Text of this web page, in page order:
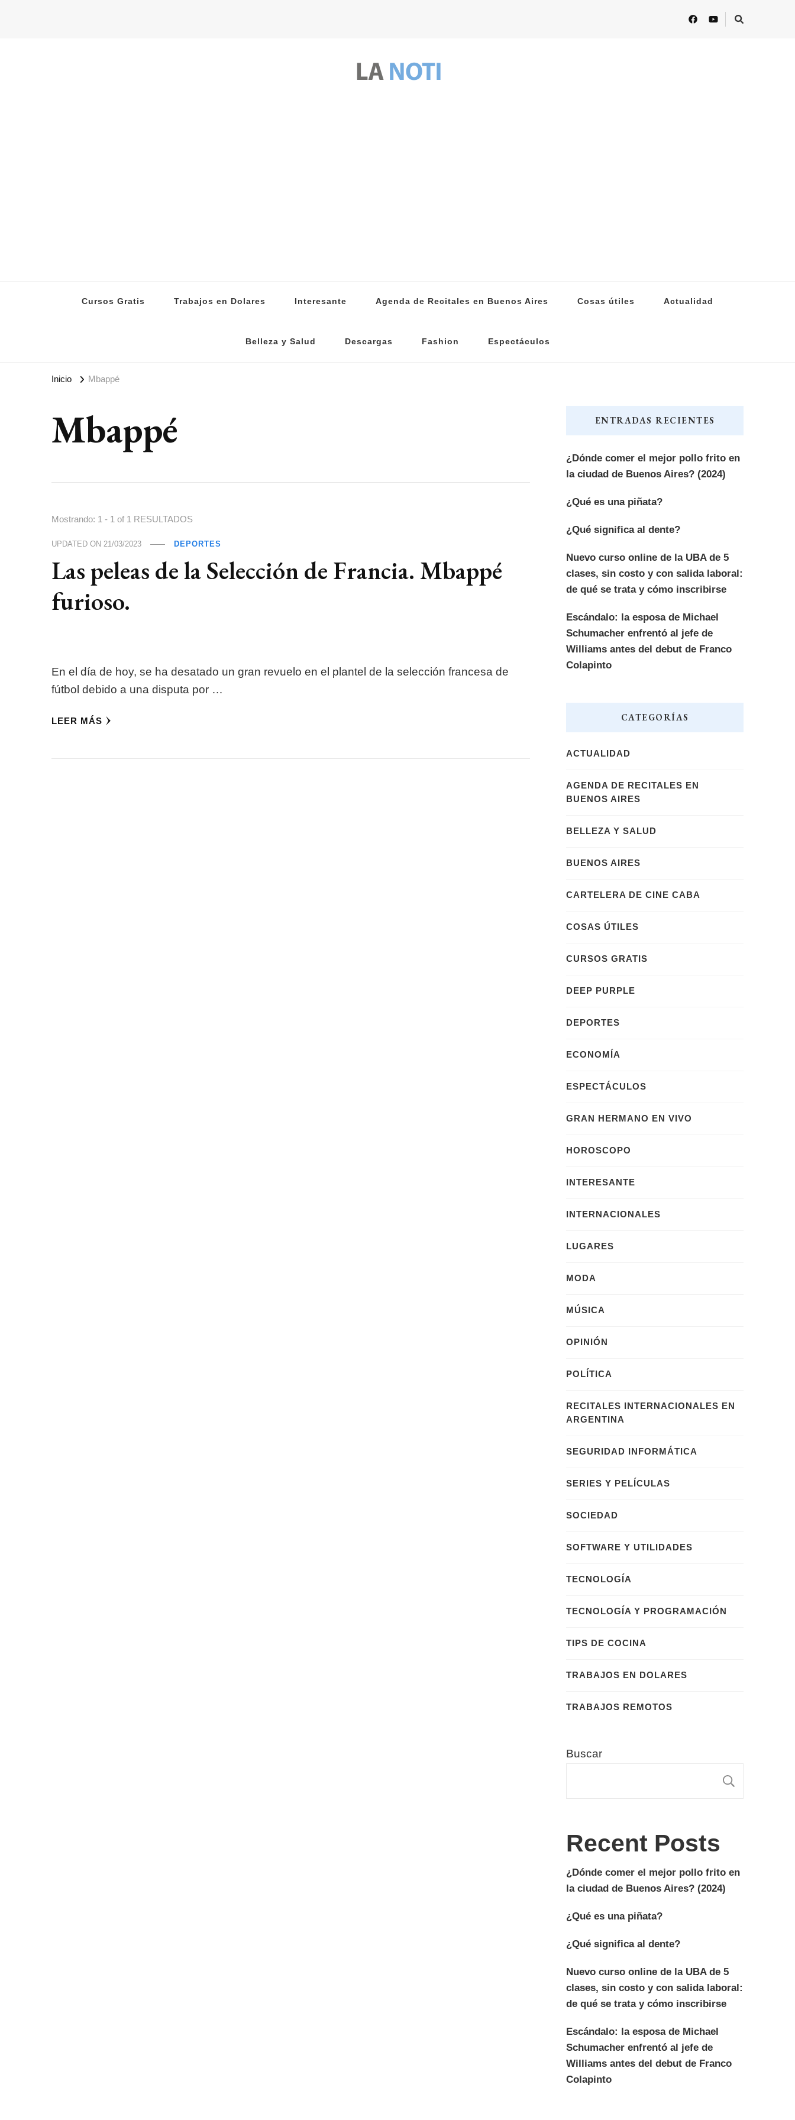
Cursos Gratis Trabajos en Dolares Interesante Agenda de Recitales en Buenos Aires Cosas útiles Actualidad
Belleza y Salud Descargas Fashion Espectáculos
Inicio Mbappé
Mbappé
Mostrando: 1 - 1 of 1 RESULTADOS
UPDATED ON21/03/2023 DEPORTES
Las peleas de la Selección de Francia. Mbappé
furioso.
En el día de hoy, se ha desatado un gran revuelo en el plantel de la selección francesa de
fútbol debido a una disputa por …
LEER MÁS
ENTRADAS RECIENTES
¿Dónde comer el mejor pollo frito en
la ciudad de Buenos Aires? (2024)
¿Qué es una piñata?
¿Qué significa al dente?
Nuevo curso online de la UBA de 5
clases, sin costo y con salida laboral:
de qué se trata y cómo inscribirse
Escándalo: la esposa de Michael
Schumacher enfrentó al jefe de
Williams antes del debut de Franco
Colapinto
CATEGORÍAS
ACTUALIDAD
AGENDA DE RECITALES EN
BUENOS AIRES
BELLEZA Y SALUD
BUENOS AIRES
CARTELERA DE CINE CABA
COSAS ÚTILES
CURSOS GRATIS
DEEP PURPLE
DEPORTES
ECONOMÍA
ESPECTÁCULOS
GRAN HERMANO EN VIVO
HOROSCOPO
INTERESANTE
INTERNACIONALES
LUGARES
MODA
MÚSICA
OPINIÓN
POLÍTICA
RECITALES INTERNACIONALES EN
ARGENTINA
SEGURIDAD INFORMÁTICA
SERIES Y PELÍCULAS
SOCIEDAD
SOFTWARE Y UTILIDADES
TECNOLOGÍA
TECNOLOGÍA Y PROGRAMACIÓN
TIPS DE COCINA
TRABAJOS EN DOLARES
TRABAJOS REMOTOS
Buscar
Recent Posts
¿Dónde comer el mejor pollo frito en
la ciudad de Buenos Aires? (2024)
¿Qué es una piñata?
¿Qué significa al dente?
Nuevo curso online de la UBA de 5
clases, sin costo y con salida laboral:
de qué se trata y cómo inscribirse
Escándalo: la esposa de Michael
Schumacher enfrentó al jefe de
Williams antes del debut de Franco
Colapinto